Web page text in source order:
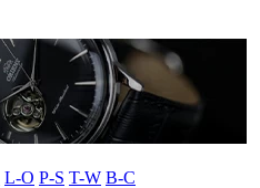
L-O P-S T-W В-С